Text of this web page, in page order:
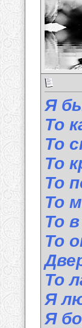
Я
То
То
То
То
То
То
То
То
Я
Я